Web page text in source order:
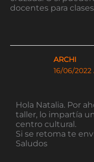
docentes para
ARCHI
16/06/2022
Hola Natalia. Por
taller, lo impartía
centro cultural.
Si se retoma te
Saludos